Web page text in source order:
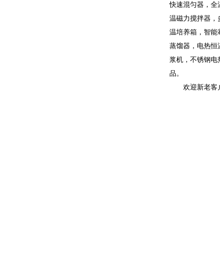
快速混匀器，全
温磁力搅拌器，
温培养箱，智能
蒸馏器，电热恒
浆机，不锈钢
品。
欢迎新老客